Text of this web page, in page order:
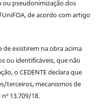
ou pseudonimização dos
de acordo com artigo
de existirem na obra acima
ou identificáveis, que não
o CEDENTE declara que
terceiros, mecanismos de
13.709/18.